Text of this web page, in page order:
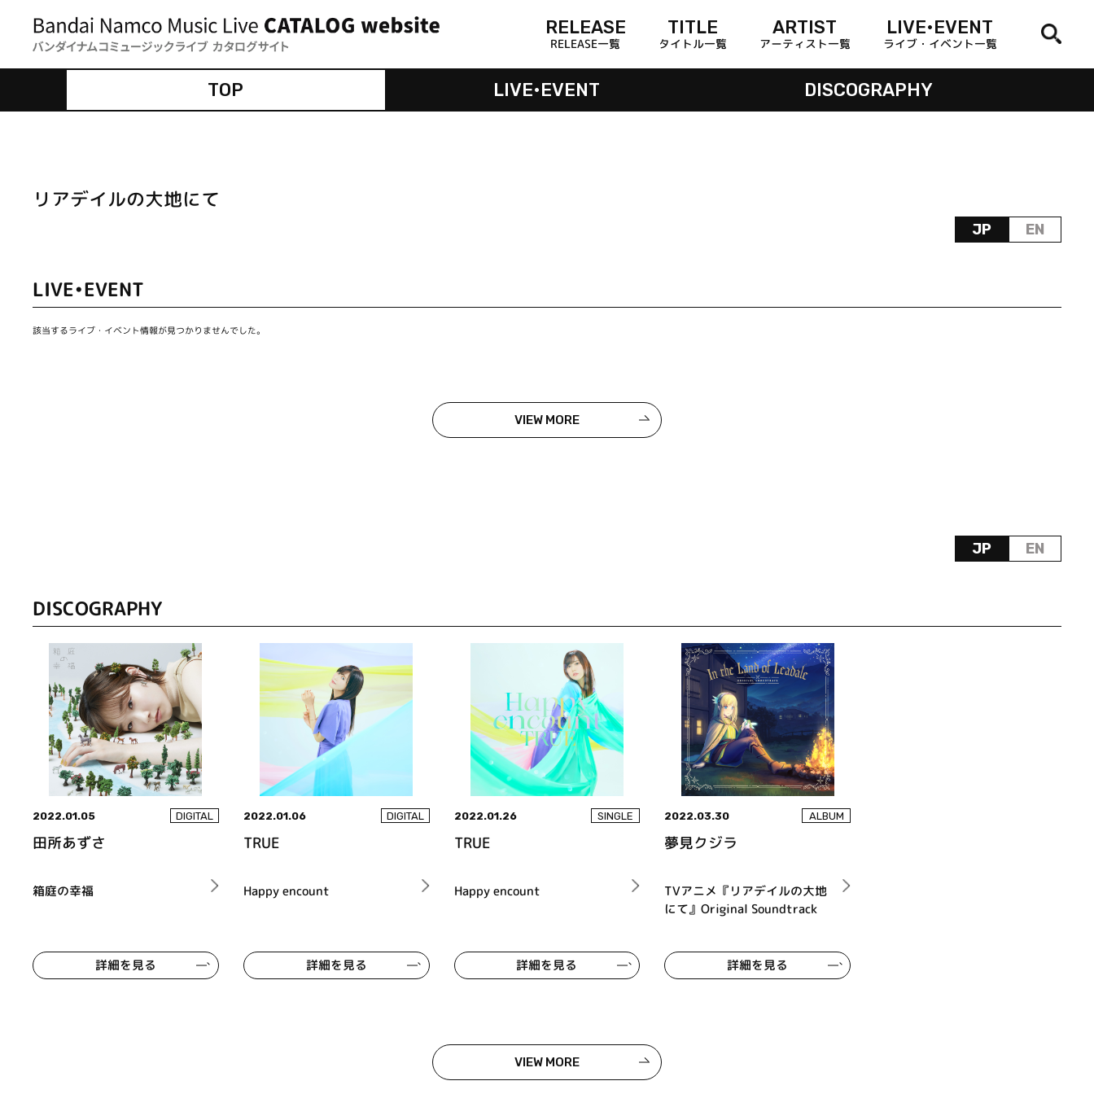
RELEASE
RELEASE一覧
TITLE
タイトル一覧
ARTIST
アーティスト一覧
LIVE•EVENT
ライブ・イベント一覧
TOP LIVE•EVENT DISCOGRAPHY
リアデイルの大地にて
JP EN
LIVE•EVENT
該当するライブ・イベント情報が見つかりませんでした。
VIEW MORE
JP EN
DISCOGRAPHY
2022.01.05 DIGITAL
田所あずさ
箱庭の幸福
詳細を見る
2022.01.06 DIGITAL
TRUE
Happy encount
詳細を見る
2022.01.26 SINGLE
TRUE
Happy encount
詳細を見る
2022.03.30 ALBUM
夢見クジラ
TVアニメ『リアデイルの大地
にて』Original Soundtrack
詳細を見る
VIEW MORE